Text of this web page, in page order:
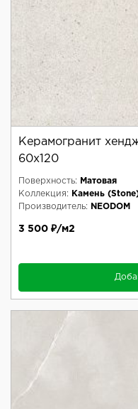
Керамогранит
60x120
Поверхность:
Матовая
Коллекция:
Камень
Производитель:
NEODOM
3 500 ₽/м2